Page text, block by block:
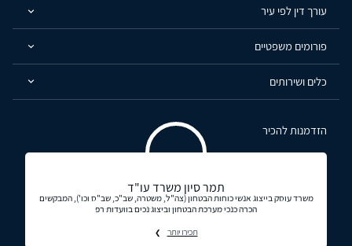
עורך דין לפי עיר
פורומים משפטיים
כלים ושירותים
הזדמנות להכיר
תמר סיון משרד עו"ד
משרד עוסק בייצוג אנשי כוחות הבטחון (צה"ל, משטרה, שב"כ, שב"ס וכו'), המבקשים
הכרה כנכי מערכת הבטחון וביצוג נכים בוועדות רפ
תכירו יותר